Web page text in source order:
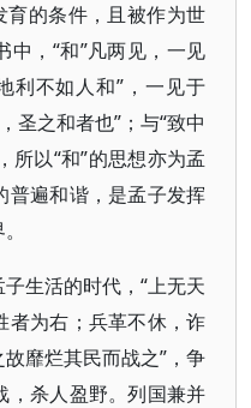
育的条件，且被作为世
，“和”凡两见，一见
利不如人和”，一见于
圣之和者也”；与“致中
所以“和”的思想亦为孟
普遍和谐，是孟子发挥
生活的时代，“上无天
者为右；兵革不休，诈
靡烂其民而战之”，争
，杀人盈野。列国兼并